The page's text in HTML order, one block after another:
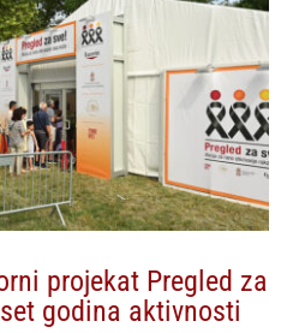
projekat Pregled za
godina aktivnosti